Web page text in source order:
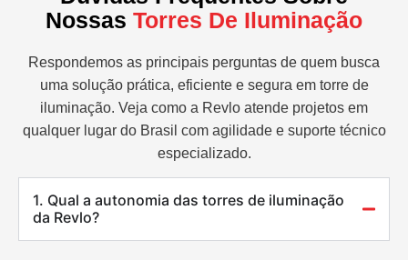
Nossas Torres De Iluminação
Respondemos as principais perguntas de quem busca
uma solução prática, eficiente e segura em torre de
iluminação. Veja como a Revlo atende projetos em
qualquer lugar do Brasil com agilidade e suporte técnico
especializado.
1. Qual a autonomia das torres de iluminação
da Revlo?